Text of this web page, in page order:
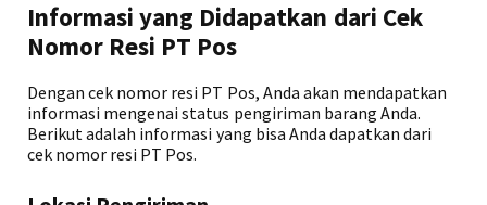
Informasi yang Didapatkan dari Cek
Nomor Resi PT Pos
Dengan cek nomor resi PT Pos, Anda akan mendapatkan
informasi mengenai status pengiriman barang Anda.
Berikut adalah informasi yang bisa Anda dapatkan dari
cek nomor resi PT Pos.